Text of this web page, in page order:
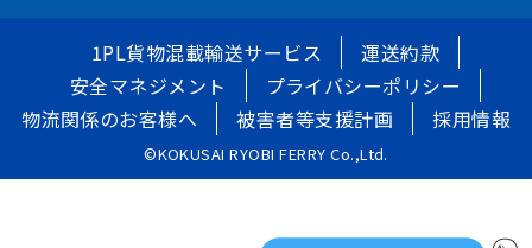
1PL貨物混載輸送サービス
運送約款
安全マネジメント
プライバシーポリシー
物流関係のお客様へ
被害者等支援計画 採用情報
©KOKUSAI RYOBI FERRY Co.,Ltd.